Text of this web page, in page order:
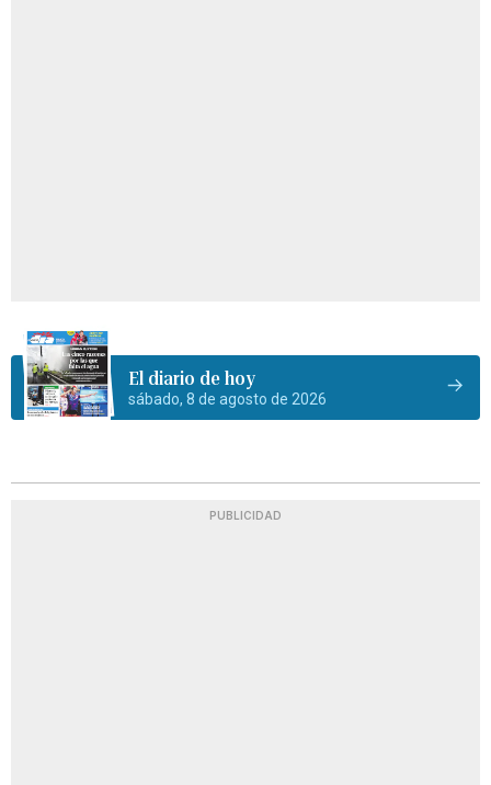
El diario de hoy
sábado, 8 de agosto de 2026
PUBLICIDAD